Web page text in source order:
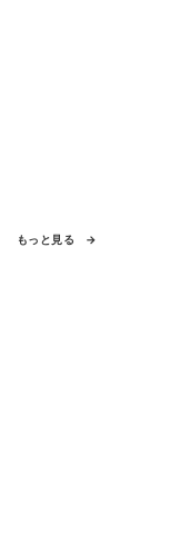
もっと見る